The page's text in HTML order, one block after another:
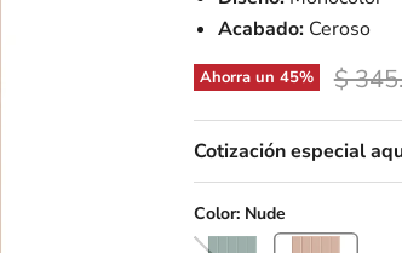
Acabado: Ceroso
Ahorra un 45% $
Cotización especial
Color: Nude